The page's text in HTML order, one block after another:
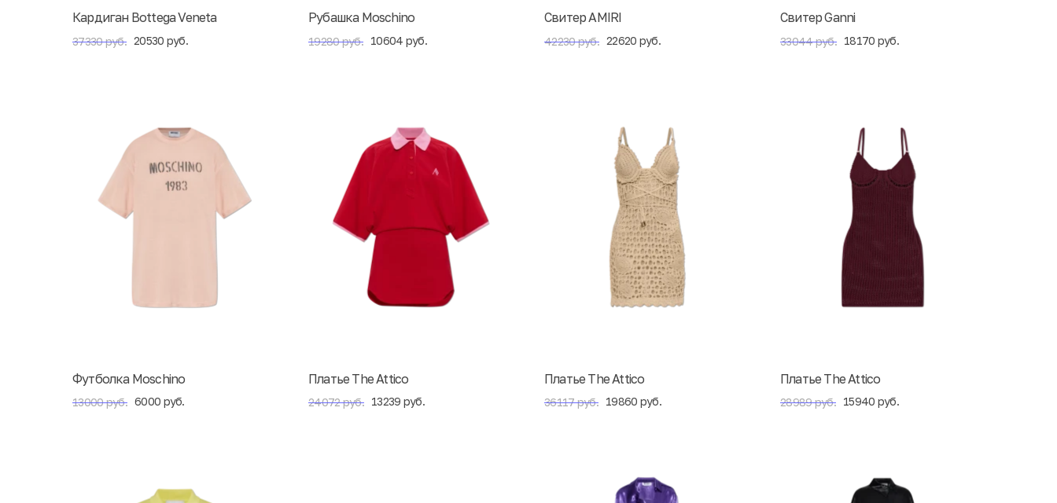
Кардиган Bottega Veneta
37330 руб. 20530 руб.
Рубашка Moschino
19280 руб. 10604 руб.
Свитер AMIRI
42230 руб. 22620 руб.
Свитер Ganni
33044 руб. 18170 руб.
Футболка Moschino
13000 руб. 6000 руб.
Платье The Attico
24072 руб. 13239 руб.
Платье The Attico
36117 руб. 19860 руб.
Платье The Attico
28989 руб. 15940 руб.